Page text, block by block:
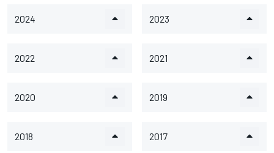
2024 2023
2022 2021
2020 2019
2018 2017